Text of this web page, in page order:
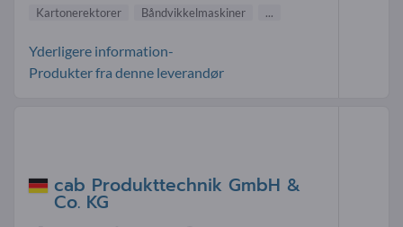
Kartonerektorer Båndvikkelmaskiner ...
Yderligere information-
Produkter fra denne leverandør
cab Produkttechnik GmbH &
Co. KG